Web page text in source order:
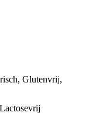
Glutenvrij,